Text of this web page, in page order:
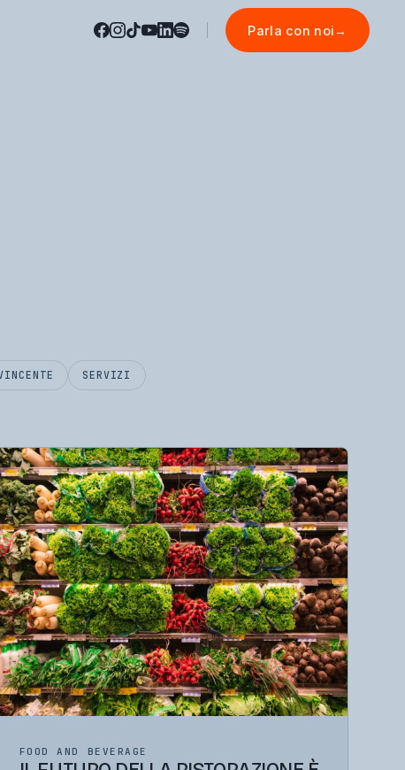
Parla con noi→
SERVIZI
FOOD AND BEVERAGE